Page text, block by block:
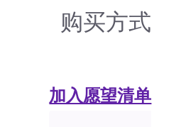
购买方式
加入愿望清单